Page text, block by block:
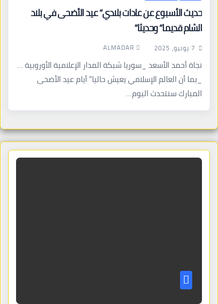
حديث الأسبوع عن عادات بلادي” عيد الأضحى في بلاد
الشام قديما” وحديثا”
7 يونيو، 2025 ALMADAR
نجاة أحمد الأسعد _سوريا شبكة المدار الإعلامية الأوروبية …
_بما أن العالم الإسلامي يعيش حاليا” أيام عيد الأضحى
المبارك سنتحدث اليوم…